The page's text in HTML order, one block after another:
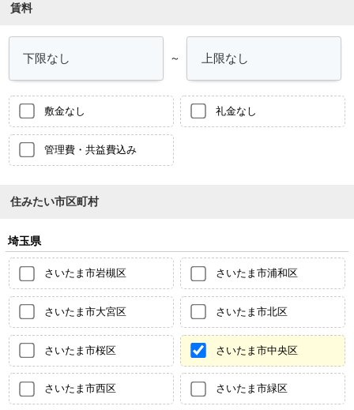
賃料
～
敷金なし 礼金なし
管理費・共益費込み
住みたい市区町村
埼玉県
さいたま市岩槻区 さいたま市浦和区
さいたま市大宮区 さいたま市北区
さいたま市桜区 さいたま市中央区
さいたま市西区 さいたま市緑区